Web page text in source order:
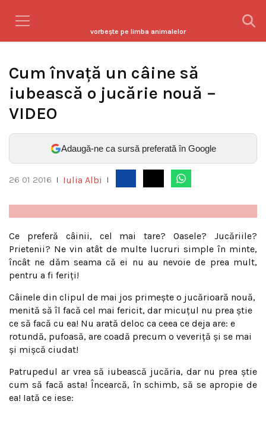
vorbeşte pe limba animalelor
Cum învaţă un câine să
iubească o jucărie nouă –
VIDEO
Adaugă-ne ca sursă preferată în Google
26 01 2016 Iulia Albi
Ce preferă câinii, cel mai tare? Oasele? Jucăriile?
Prietenii? Ne vin atât de multe lucruri simple în minte,
încât ne dăm seama că ei nu au nevoie de prea mult,
pentru a fi feriţi!
Câinele din clipul de mai jos primeşte o jucărioară nouă,
menită să îl facă cel mai fericit, dar micuţul nu prea ştie
ce să facă cu ea! Nu arată deloc ca ceea ce deja are: e
rotundă, pufoasă, are coadă precum o veveriţă şi se mai
şi mişcă ciudat!
Patrupedul ar vrea să iubească jucăria, dar nu prea ştie
cum să facă asta! Încearcă, în schimb, să se apropie de
ea! Iată ce iese: